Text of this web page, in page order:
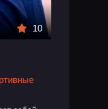
10